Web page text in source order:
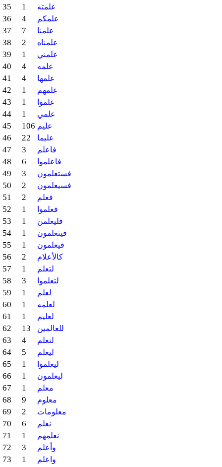
35 1 علمته
36 4 علمكم
37 7 علمنا
38 2 علمناه
39 1 علمني
40 4 علمه
41 4 علمها
42 1 علمهم
43 1 علموا
44 1 علمي
45 106 عليم
46 22 عليما
47 3 فاعلم
48 6 فاعلموا
49 3 فستعلمون
50 2 فسيعلمون
51 2 فعلم
52 1 فعلموا
53 1 فليعلمن
54 1 فيتعلمون
55 1 فيعلمون
56 2 كالأعلام
57 1 لتعلم
58 3 لتعلموا
59 1 لعلم
60 1 لعلمه
61 1 لعليم
62 13 للعالمين
63 4 لنعلم
64 5 ليعلم
65 1 ليعلموا
66 1 ليعلمون
67 1 معلم
68 9 معلوم
69 2 معلومات
70 6 نعلم
71 1 نعلمهم
72 3 وأعلم
73 1 واعلم